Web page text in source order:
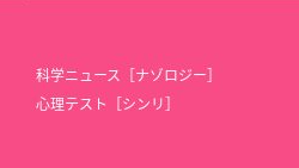
科学ニュース［ナゾロジー］
心理テスト［シンリ］